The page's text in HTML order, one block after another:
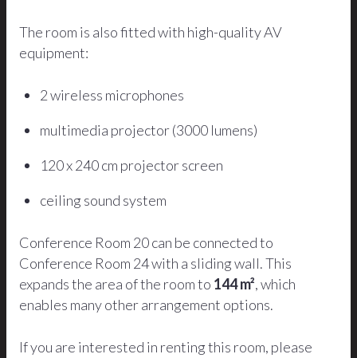
The room is also fitted with high-quality AV
equipment:
2 wireless microphones
multimedia projector (3000 lumens)
120 x 240 cm projector screen
ceiling sound system
Conference Room 20 can be connected to
Conference Room 24 with a sliding wall. This
expands the area of the room to 144 m², which
enables many other arrangement options.
If you are interested in renting this room, please